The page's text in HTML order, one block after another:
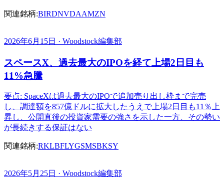
関連銘柄:BIRDNVDAAMZN
2026年6月15日 · Woodstock編集部
スペースX、過去最大のIPOを経て上場2日目も
11%急騰
要点: SpaceXは過去最大のIPOで追加売り出し枠まで完売
し、調達額を857億ドルに拡大したうえで上場2日目も11％上
昇し、公開直後の投資家需要の強さを示した一方、その勢い
が長続きする保証はない
関連銘柄:RKLBFLYGSMSBKSY
2026年5月25日 · Woodstock編集部